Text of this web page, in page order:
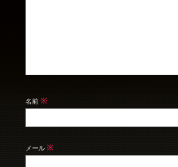
名前 ※
メール ※